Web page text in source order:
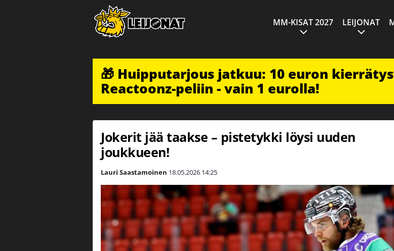
MM-KISAT 2027 LEIJONAT
🎁 Huipputarjous jatkuu: 10 euron
Reactoonz-peliin - vain 1 eurolla!
Jokerit jää taakse – pistetykki löysi uuden
joukkueen!
Lauri Saastamoinen 18.05.2026 14:25